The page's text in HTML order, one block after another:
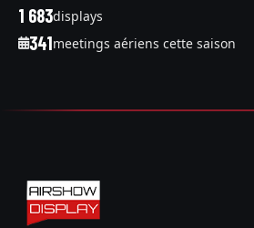
1 683displays
341meetings aériens cette saison